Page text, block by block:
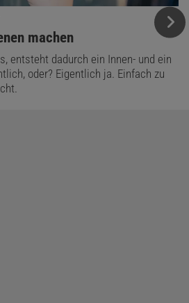
machen
entsteht dadurch ein Innen- und ein
oder? Eigentlich ja. Einfach zu